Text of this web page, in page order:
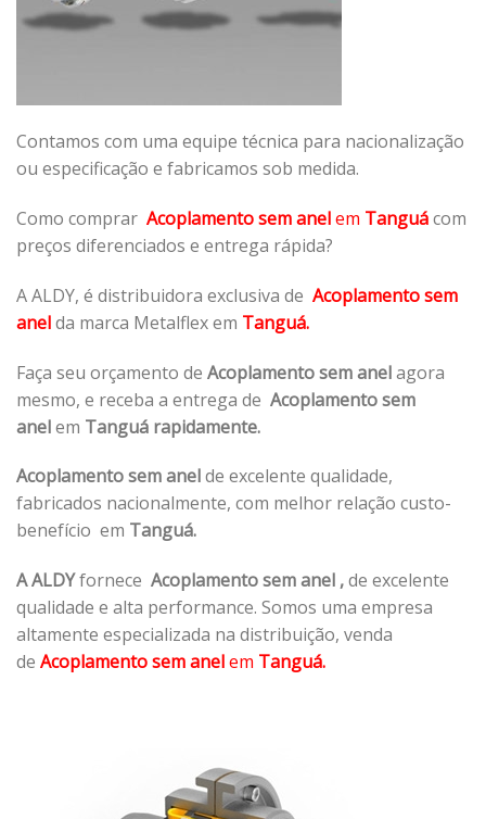
Contamos com uma equipe técnica para nacionalização
ou especificação e fabricamos sob medida.
Como comprar Acoplamento sem anelem Tanguácom
preços diferenciados e entrega rápida?
A ALDY, é distribuidora exclusiva de Acoplamento sem
anelda marca Metalflex em Tanguá.
Faça seu orçamento de Acoplamento sem anelagora
mesmo, e receba a entrega de Acoplamento sem
anelem Tanguá rapidamente.
Acoplamento sem anelde excelente qualidade,
fabricados nacionalmente, com melhor relação custo-
benefício em Tanguá.
A ALDYfornece Acoplamento sem anel ,de excelente
qualidade e alta performance. Somos uma empresa
altamente especializada na distribuição, venda
de Acoplamento sem anelem Tanguá.